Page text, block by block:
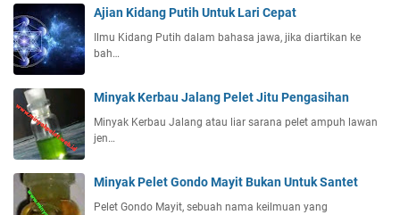
Ajian Kidang Putih Untuk Lari Cepat
Ilmu Kidang Putih dalam bahasa jawa, jika diartikan ke
bah…
Minyak Kerbau Jalang Pelet Jitu Pengasihan
Minyak Kerbau Jalang atau liar sarana pelet ampuh lawan
jen…
Minyak Pelet Gondo Mayit Bukan Untuk Santet
Pelet Gondo Mayit, sebuah nama keilmuan yang